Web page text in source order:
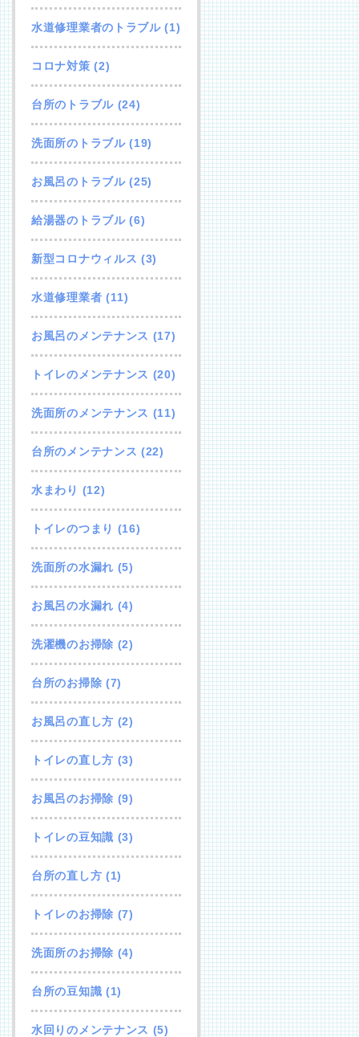
水道修理業者のトラブル(1)
コロナ対策 (2)
台所のトラブル(24)
洗面所のトラブル(19)
お風呂のトラブル(25)
給湯器のトラブル(6)
新型コロナウィルス (3)
水道修理業者 (11)
お風呂のメンテナンス (17)
トイレのメンテナンス (20)
洗面所のメンテナンス (11)
台所のメンテナンス (22)
水まわり (12)
トイレのつまり (16)
洗面所の水漏れ (5)
お風呂の水漏れ (4)
洗濯機のお掃除 (2)
台所のお掃除 (7)
お風呂の直し方 (2)
トイレの直し方 (3)
お風呂のお掃除 (9)
トイレの豆知識 (3)
台所の直し方 (1)
トイレのお掃除 (7)
洗面所のお掃除 (4)
台所の豆知識 (1)
水回りのメンテナンス (5)